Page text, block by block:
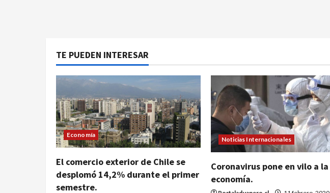
TE PUEDEN INTERESAR
Economía
El comercio exterior de Chile se
desplomó 14,2% durante el primer
semestre.
Noticias Internacionales
Coronavirus pone en vilo a la
economía.